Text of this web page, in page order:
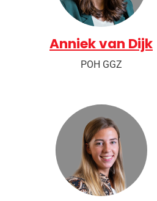
Anniek van Dijk
POH GGZ